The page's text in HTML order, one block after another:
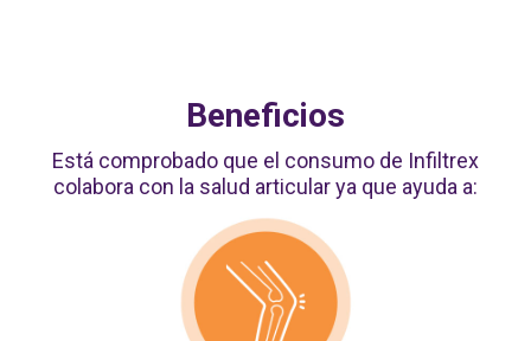
Beneficios
Está comprobado que el consumo de Infiltrex
colabora con la salud articular ya que ayuda a: